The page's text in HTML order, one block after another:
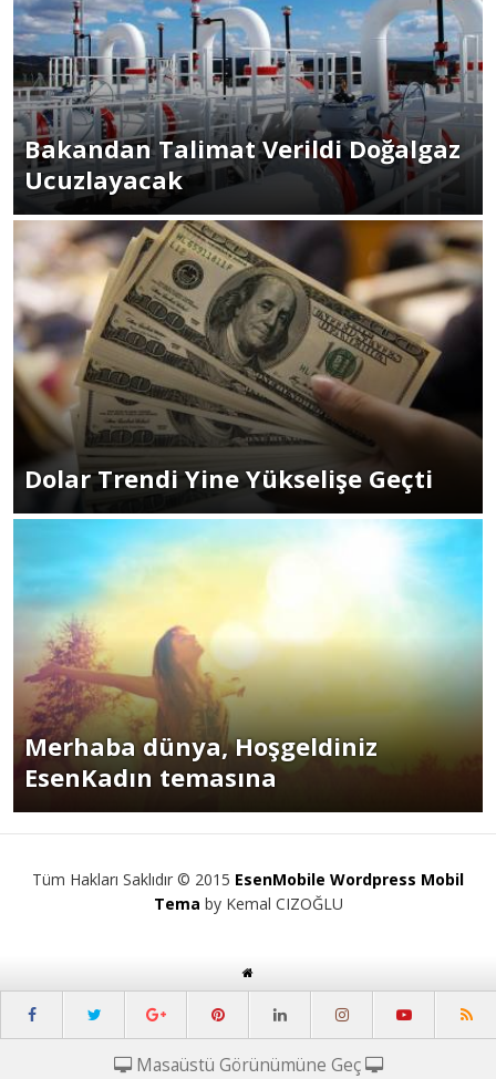
Bakandan Talimat Verildi Doğalgaz
Ucuzlayacak
Dolar Trendi Yine Yükselişe Geçti
Merhaba dünya, Hoşgeldiniz
EsenKadın temasına
Tüm Hakları Saklıdır © 2015 EsenMobile Wordpress Mobil
Tema by Kemal CIZOĞLU
Masaüstü Görünümüne Geç